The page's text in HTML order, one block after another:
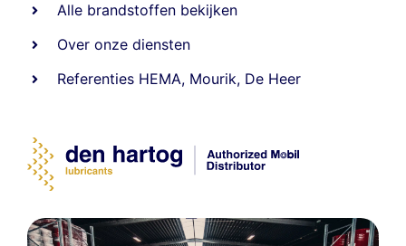
Alle brandstoffen bekijken
Over onze diensten
Referenties HEMA, Mourik, De Heer